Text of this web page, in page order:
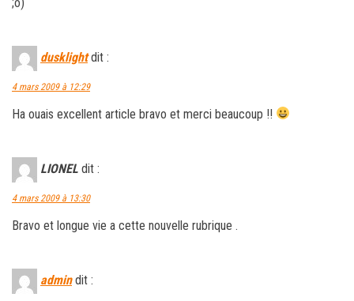
dusklight dit :
4 mars 2009 à 12:29
Ha ouais excellent article bravo et merci beaucoup !!
LIONEL dit :
4 mars 2009 à 13:30
Bravo et longue vie a cette nouvelle rubrique .
admin dit :